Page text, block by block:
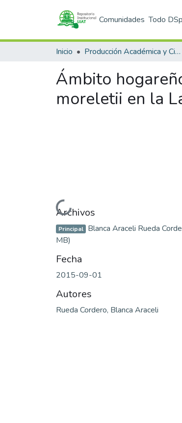
Comunidades Todo
Inicio Producción Académica y Científica
Ámbito
moreletii en la
Cargando...
Archivos
Principal Blanca Araceli Rueda
MB)
Fecha
2015-09-01
Autores
Rueda Cordero, Blanca Araceli